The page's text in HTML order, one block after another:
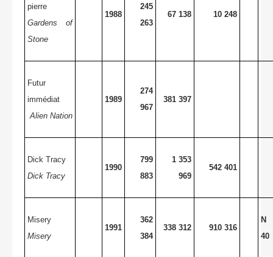
pierre
Gardens of
Stone
1988
245
263
67 138 10 248
Futur
immédiat
Alien Nation
1989
274
967
381 397
Dick Tracy
Dick Tracy
1990
799
883
1 353
969
542 401
Misery
Misery
1991
362
384
338 312 910 316
N
40